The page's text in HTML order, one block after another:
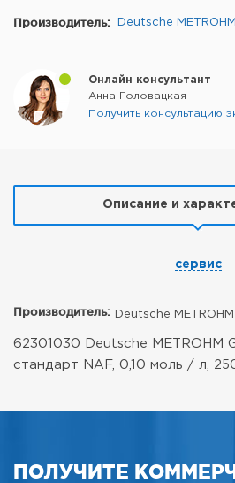
Производитель: Deutsche METROHM
Онлайн консультант
Анна Головацкая
Получить консультацию
Описание и
сервис
Производитель: Deutsche METROHM
62301030 Deutsche METROHM
стандарт NAF, 0,10 моль / л,
ПОЛУЧИТЕ